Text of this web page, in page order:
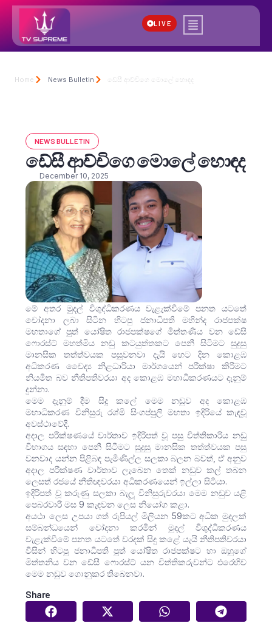
LIVE
Home News Bulletin ඩේසී ආච්චිගෙ මොලේ හොඳද
NEWS BULLETIN
ඩේසී ආච්චිගෙ මොලේ හොඳද
December 10, 2025
මේ අතර මුදල් විශුද්ධිකරණය වැළැක්වීමේ පනත යටතේ
චෝදනා ලබා සිටින හිටපු ජනාධිපති මහින්ද රාජපක්ෂ
මහතාගේ පුත් යෝෂිත රාජපක්ෂගේ මිත්තණිය වන ඩේසි
ෆොරස්ට් මහත්මිය නඩු කටයුත්තකට පෙනී සිටිමට සුදුසු
මානසික තත්ත්වයක පසුවනවා දැයි හෙට දින කොළඹ
අධිකරණ වෛද්‍ය නිළධාරියා මාර්ගයෙන් පරීක්ෂා කිරීමට
නියමිත බව නීතිපතිවරයා අද කොළඹ මහාධිකරණයට දැනුම්
දුන්නා.
මෙම දැනුම් දීම සිදු කලේ මෙම නඩුව අද කොළඹ
මහාධිකරණ විනිසුරු රශ්මි සිංගප්පුලි මහතා ඉදිරියේ කැඳවූ
අවස්ථාවේදී.
අදාල පරීක්ෂණයේ වාර්තාව ඉදිරිපත් වූ පසු විත්තිකාරිය නඩු
විභාගය සඳහා පෙනී සිටීමට සුදුසු මානසික තත්ත්වයක පසු
වනවාද යන්න පිළිබඳ පැමිණිල්ල සලකා බලන බවත්, ඒ අනුව
අදාල පරීක්ෂණ වාර්තාව ලැබෙන තෙක් නඩුව කල් තබන
ලෙසත් රජයේ නීතිඥවරයා අධිකරණයෙන් ඉල්ලා සිටියා.
ඉදිරිපත් වූ කරුණු සලකා බැලූ විනිසුරුවරයා මෙම නඩුව යළි
පෙබරවාරි මස 9 කැඳවන ලෙස නියෝග කළා.
අයථා ලෙස උපයා ගත් රුපියල් මිලියන 59කට අධික මුදලක්
සම්බන්ධයෙන් චෝදනා කරමින් මුදල් විශුද්ධිකරණය
වැළැක්වීමේ පනත යටතේ වරදක් සිදු කළේ යැයි නීතිපතිවරයා
විසින් හිටපු ජනාධිපති පුත් යෝෂිත රාජපක්ෂට හා ඔහුගේ
මිත්තනිය වන ඩේසී ෆොරස්ට් යන විත්තිකරුවන්ට එරෙහිව
මෙම නඩුව ගොනුකර තිබෙනවා.
Share